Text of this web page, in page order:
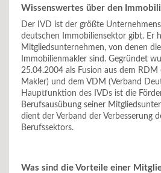
Wissenswertes über den
Der IVD ist der größte
deutschen Immobiliensektor gibt. Er
Mitgliedsunternehmen, von denen
Immobilienmakler sind. Gegründet
25.04.2004 als Fusion aus dem RDM
Makler) und dem VDM (Verband
Hauptfunktion des IVDs ist die
Berufsausübung seiner
dient der Verband der Verbesserung
Berufssektors.
Was sind die Vorteile einer